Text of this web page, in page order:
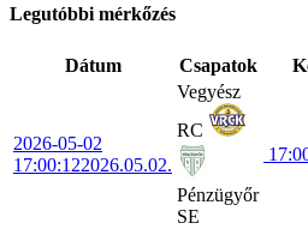
Legutóbbi mérkőzés
Dátum Csapatok
2026-05-02
17:00:122026.05.02.
Vegyész
RC
Pénzügyőr
SE